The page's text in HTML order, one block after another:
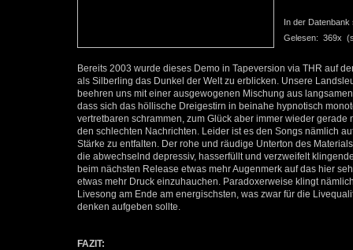
In der Datenbank
Gelesen: 369x
Bereits 2003 wurde dieses Demo in Tapeversion via THR auf
als Silberling das Dunkel der Welt zu erblicken. Unsere
beehren uns mit einer ausgewogenen Mischung aus
dass sich das höllische Dreigestirn in beinahe hypnotisch
vertretbaren schrammen, zum Glück aber immer wieder
den schlechten Nachrichten. Leider ist es den Songs nämlich
Stärke zu entfalten. Der rohe und räudige Unterton des
die abwechselnd depressiv, hasserfüllt und verzweifelt
beim nächsten Release etwas mehr Augenmerk auf das hier
etwas mehr Druck einzuhauchen. Paradoxerweise klingt
Livesong am Ende am energischsten, was zwar für die
denken aufgeben sollte.
FAZIT: